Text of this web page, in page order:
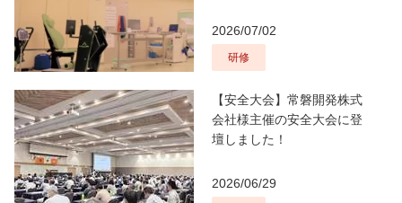
2026/07/02
研修
【安全大会】常磐開発株式
会社様主催の安全大会に登
壇しました！
2026/06/29